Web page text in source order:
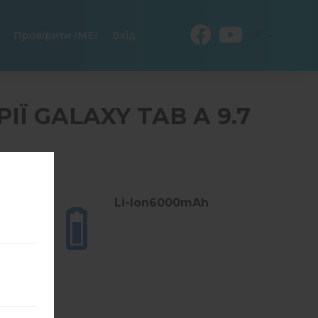
Провірити IMEI Вхід
GALAXY TAB A 9.7
Li-Ion6000mAh